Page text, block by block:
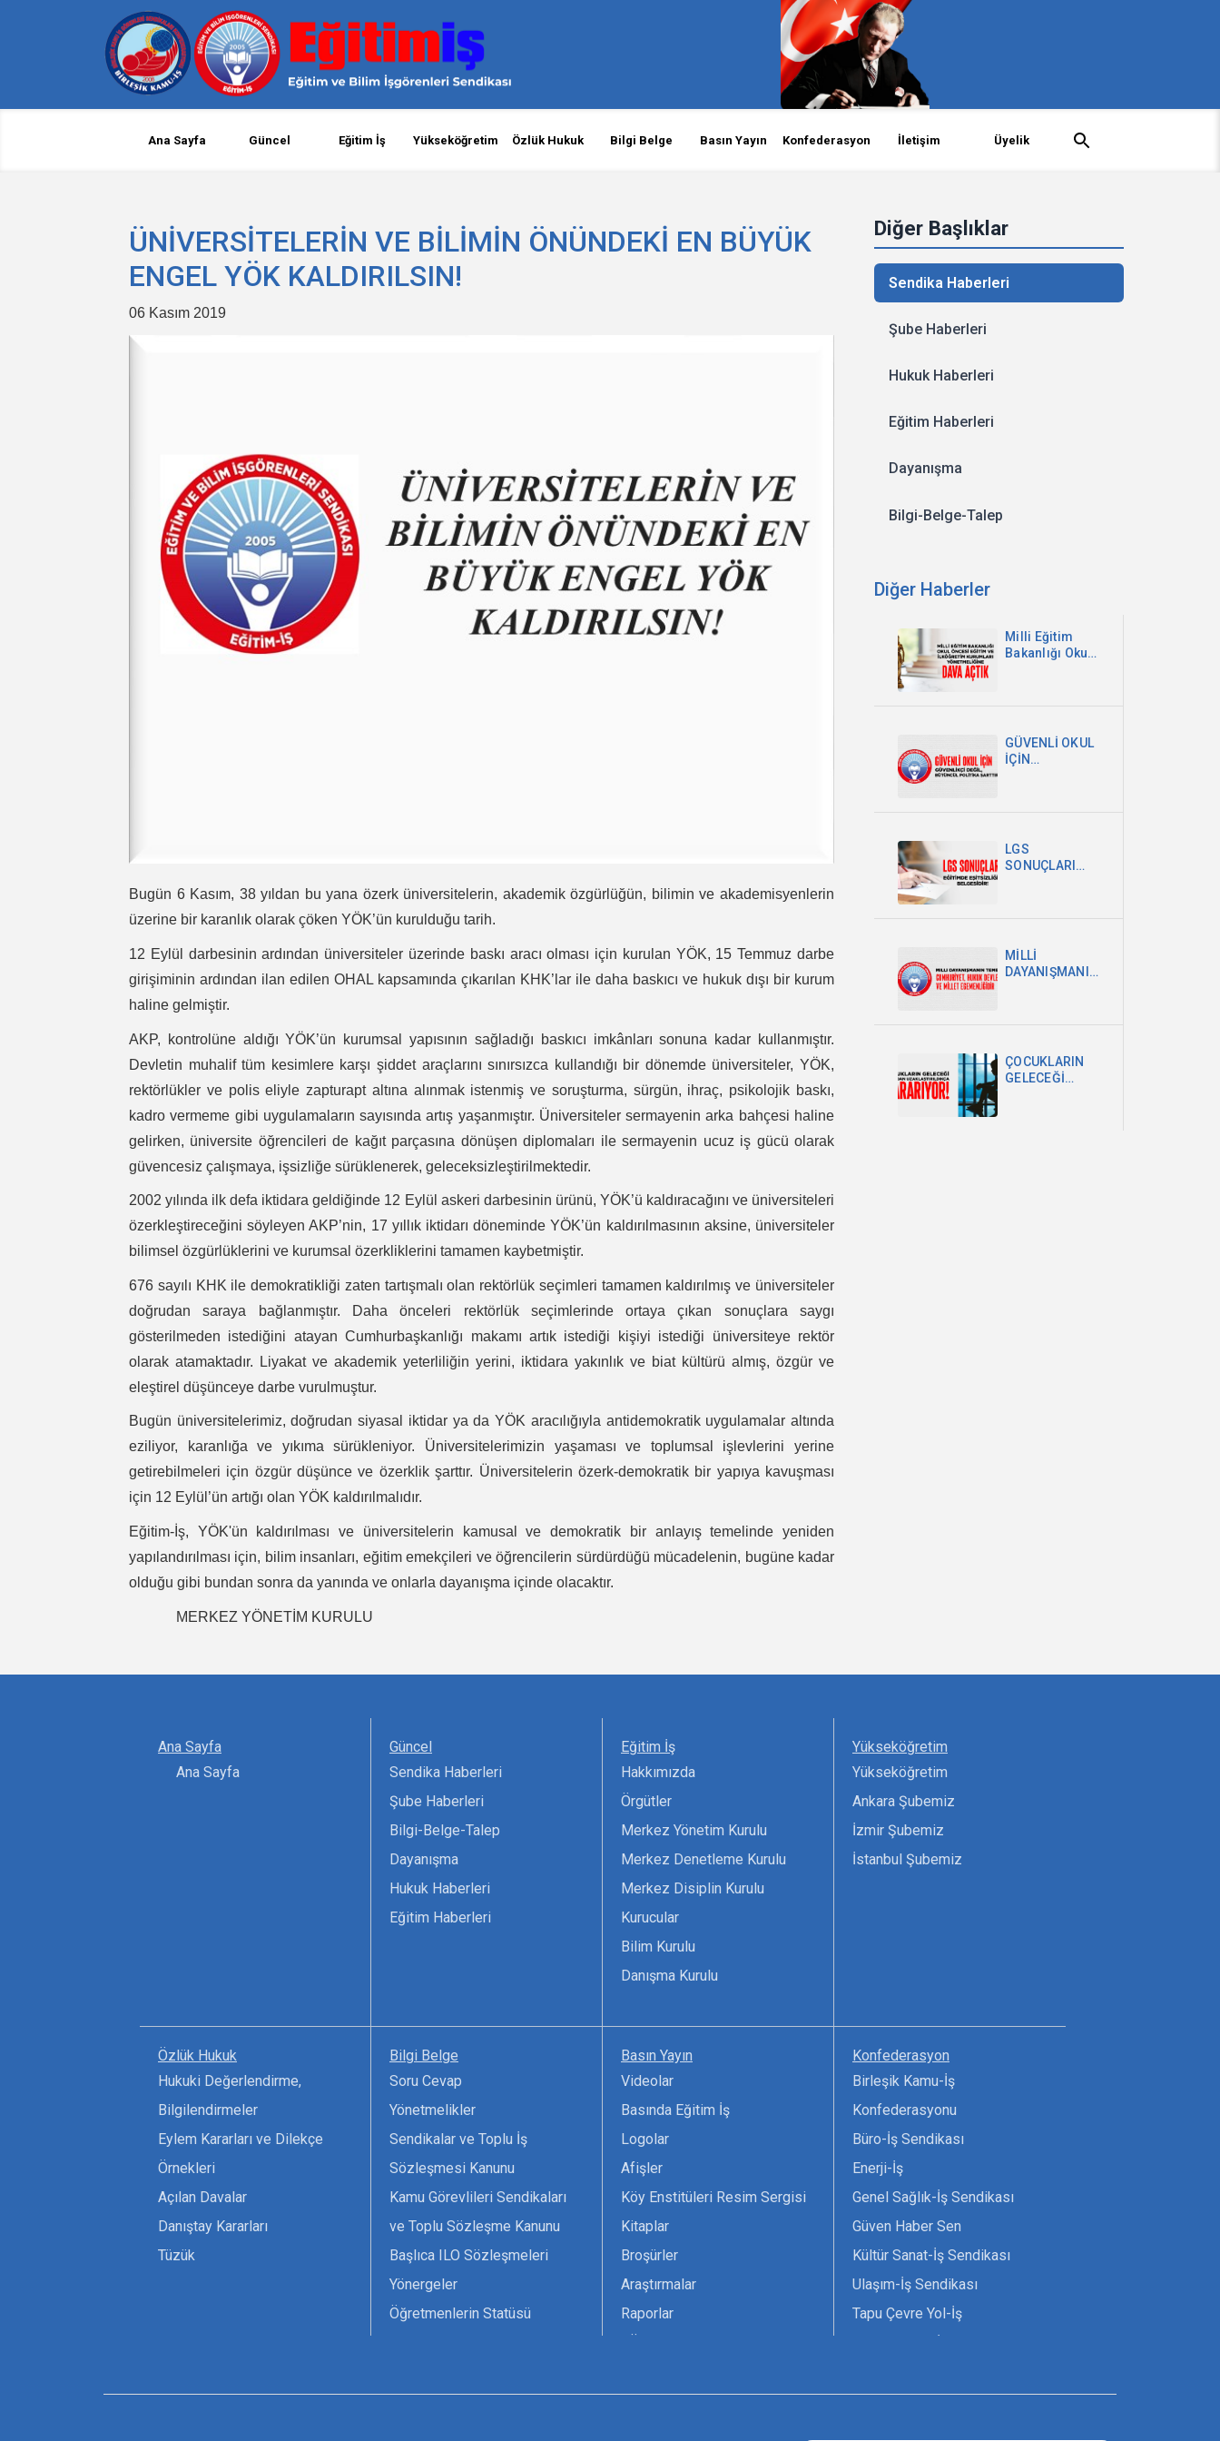
Ana Sayfa Güncel Eğitim İş Yükseköğretim Özlük Hukuk Bilgi Belge Basın Yayın Konfederasyon İletişim Üyelik
Diğer Başlıklar
Sendika Haberleri
Şube Haberleri
Hukuk Haberleri
Eğitim Haberleri
Dayanışma
Bilgi-Belge-Talep
Diğer Haberler
Milli Eğitim
Bakanlığı Okul
Dava Açtık
GÜVENLİ OKUL
İÇİN
ŞARTTIR
LGS
SONUÇLARI
MİLLİ
DAYANIŞMANIN
MİLLET
EGEMENLİĞİDİR
ÇOCUKLARIN
GELECEĞİ
ÜNİVERSİTELERİN VE BİLİMİN ÖNÜNDEKİ EN BÜYÜK
ENGEL YÖK KALDIRILSIN!
06 Kasım 2019
Bugün 6 Kasım, 38 yıldan bu yana özerk üniversitelerin, akademik özgürlüğün, bilimin ve akademisyenlerin
üzerine bir karanlık olarak çöken YÖK’ün kurulduğu tarih.
12 Eylül darbesinin ardından üniversiteler üzerinde baskı aracı olması için kurulan YÖK, 15 Temmuz darbe
girişiminin ardından ilan edilen OHAL kapsamında çıkarılan KHK’lar ile daha baskıcı ve hukuk dışı bir kurum
haline gelmiştir.
AKP, kontrolüne aldığı YÖK’ün kurumsal yapısının sağladığı baskıcı imkânları sonuna kadar kullanmıştır.
Devletin muhalif tüm kesimlere karşı şiddet araçlarını sınırsızca kullandığı bir dönemde üniversiteler, YÖK,
rektörlükler ve polis eliyle zapturapt altına alınmak istenmiş ve soruşturma, sürgün, ihraç, psikolojik baskı,
kadro vermeme gibi uygulamaların sayısında artış yaşanmıştır. Üniversiteler sermayenin arka bahçesi haline
gelirken, üniversite öğrencileri de kağıt parçasına dönüşen diplomaları ile sermayenin ucuz iş gücü olarak
güvencesiz çalışmaya, işsizliğe sürüklenerek, geleceksizleştirilmektedir.
2002 yılında ilk defa iktidara geldiğinde 12 Eylül askeri darbesinin ürünü, YÖK’ü kaldıracağını ve üniversiteleri
özerkleştireceğini söyleyen AKP’nin, 17 yıllık iktidarı döneminde YÖK’ün kaldırılmasının aksine, üniversiteler
bilimsel özgürlüklerini ve kurumsal özerkliklerini tamamen kaybetmiştir.
676 sayılı KHK ile demokratikliği zaten tartışmalı olan rektörlük seçimleri tamamen kaldırılmış ve üniversiteler
doğrudan saraya bağlanmıştır. Daha önceleri rektörlük seçimlerinde ortaya çıkan sonuçlara saygı
gösterilmeden istediğini atayan Cumhurbaşkanlığı makamı artık istediği kişiyi istediği üniversiteye rektör
olarak atamaktadır. Liyakat ve akademik yeterliliğin yerini, iktidara yakınlık ve biat kültürü almış, özgür ve
eleştirel düşünceye darbe vurulmuştur.
Bugün üniversitelerimiz, doğrudan siyasal iktidar ya da YÖK aracılığıyla antidemokratik uygulamalar altında
eziliyor, karanlığa ve yıkıma sürükleniyor. Üniversitelerimizin yaşaması ve toplumsal işlevlerini yerine
getirebilmeleri için özgür düşünce ve özerklik şarttır. Üniversitelerin özerk-demokratik bir yapıya kavuşması
için 12 Eylül’ün artığı olan YÖK kaldırılmalıdır.
Eğitim-İş, YÖK'ün kaldırılması ve üniversitelerin kamusal ve demokratik bir anlayış temelinde yeniden
yapılandırılması için, bilim insanları, eğitim emekçileri ve öğrencilerin sürdürdüğü mücadelenin, bugüne kadar
olduğu gibi bundan sonra da yanında ve onlarla dayanışma içinde olacaktır.
MERKEZ YÖNETİM KURULU
Ana Sayfa
Ana Sayfa
Güncel
Sendika Haberleri
Şube Haberleri
Bilgi-Belge-Talep
Dayanışma
Hukuk Haberleri
Eğitim Haberleri
Eğitim İş
Hakkımızda
Örgütler
Merkez Yönetim Kurulu
Merkez Denetleme Kurulu
Merkez Disiplin Kurulu
Kurucular
Bilim Kurulu
Danışma Kurulu
Yükseköğretim
Yükseköğretim
Ankara Şubemiz
İzmir Şubemiz
İstanbul Şubemiz
Özlük Hukuk
Hukuki Değerlendirme,
Bilgilendirmeler
Eylem Kararları ve Dilekçe
Örnekleri
Açılan Davalar
Danıştay Kararları
Tüzük
Bilgi Belge
Soru Cevap
Yönetmelikler
Sendikalar ve Toplu İş
Sözleşmesi Kanunu
Kamu Görevlileri Sendikaları
ve Toplu Sözleşme Kanunu
Başlıca ILO Sözleşmeleri
Yönergeler
Öğretmenlerin Statüsü
Seçim Formları
Basın Yayın
Videolar
Basında Eğitim İş
Logolar
Afişler
Köy Enstitüleri Resim Sergisi
Kitaplar
Broşürler
Araştırmalar
Raporlar
Pankartlar
Konfederasyon
Birleşik Kamu-İş
Konfederasyonu
Büro-İş Sendikası
Enerji-İş
Genel Sağlık-İş Sendikası
Güven Haber Sen
Kültür Sanat-İş Sendikası
Ulaşım-İş Sendikası
Tapu Çevre Yol-İş
Uzman Diyanet - Sen